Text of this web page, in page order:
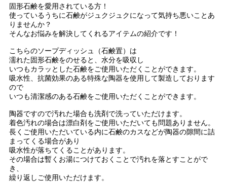
固形石鹸を愛用されている方！
使っているうちに石鹸がジュクジュクになって気持ち悪いことあ
りませんか？
そんなお悩みを解決してくれるアイテムの紹介です！
こちらのソープディッシュ（石鹸置）は
濡れた固形石鹸をのせると、水分を吸収し
いつもカラッとした石鹸をご使用いただくことができます。
吸水性、抗菌効果のある特殊な陶器を使用して製造しております
ので
いつも清潔感のある石鹸をご使用いただくことができます。
陶器ですので汚れた場合も洗剤で洗っていただけます。
着色汚れの場合は漂白剤をご使用いただいても問題ありません。
長くご使用いただいている内に石鹸のカスなどが陶器の隙間に詰
まってくる場合があり
吸水性が落ちてくることがあります。
その場合は暫くお湯につけておくことで汚れを落とすことがで
き、
繰り返しご使用いただけます。